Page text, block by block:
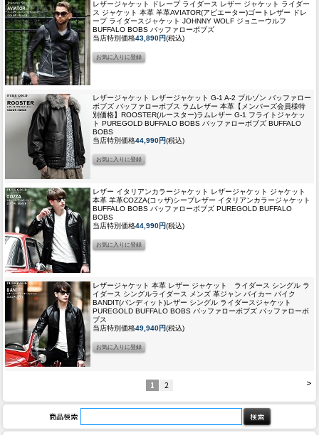
レザージャケット ドレープ ライダース レザー ジャケット ライダー
ス ジャケット 本革 羊革AVIATOR(アビエーター)ゴートレザー ドレ
ープ ライダースジャケット JOHNNY WOLF ジョニーウルフ
BUFFALO BOBS バッファローボブズ
当店特別価格43,890円(税込)
レザージャケット レザージャケット G-1 A-2 ブルゾン バッファロー
ボブズ バッファローボブス ラムレザー 本革 【メンバーズ会員様特
別価格】ROOSTER(ルースター)ラムレザー G-1 フライトジャケッ
ト PUREGOLD BUFFALO BOBS バッファローボブズ BUFFALO
BOBS
当店特別価格44,990円(税込)
レザー イタリアンカラージャケット レザージャケット ジャケット
本革 羊革COZZA(コッザ)シープレザー イタリアンカラージャケット
BUFFALO BOBS バッファローボブズ PUREGOLD BUFFALO
BOBS
当店特別価格44,990円(税込)
レザージャケット 本革 レザー ジャケット ライダース シングル ラ
イダース シングルライダース メンズ 革ジャン バイカー バイク
BANDIT(バンディット)レザー シングル ライダースジャケット
PUREGOLD BUFFALO BOBS バッファローボブズ バッファローボ
ブス
当店特別価格49,940円(税込)
>
1 2
商品検索